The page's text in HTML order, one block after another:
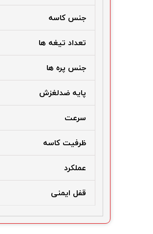
جنس کاسه
تعداد تیغه ها
جنس پره ها
پایه ضدلغزش
سرعت
ظرفیت کاسه
عملکرد
قفل ایمنی